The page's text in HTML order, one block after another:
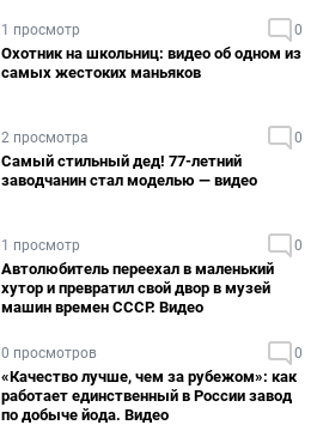
1 просмотр 0
Охотник на школьниц: видео об одном из
самых жестоких маньяков
2 просмотра 0
Самый стильный дед! 77-летний
заводчанин стал моделью — видео
1 просмотр 0
Автолюбитель переехал в маленький
хутор и превратил свой двор в музей
машин времен СССР. Видео
0 просмотров 0
«Качество лучше, чем за рубежом»: как
работает единственный в России завод
по добыче йода. Видео